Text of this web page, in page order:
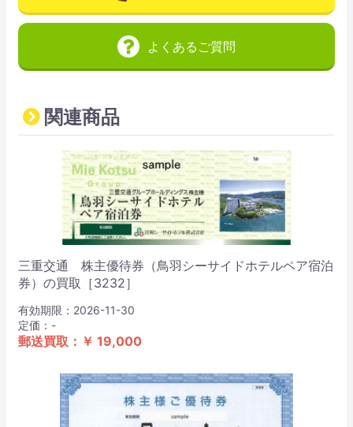
よくあるご質問
関連商品
三重交通 株主優待券（鳥羽シーサイドホテルペア宿泊
券）の買取［3232］
有効期限：2026-11-30
定価：-
郵送買取：￥ 19,000